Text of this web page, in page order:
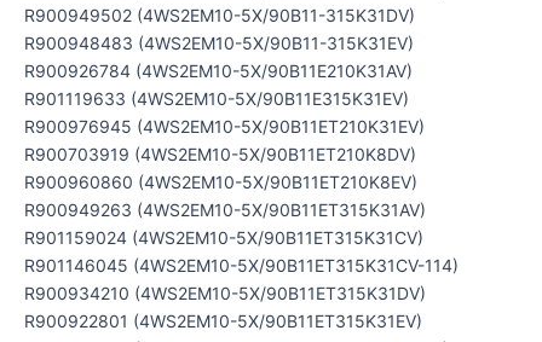
R900949502 (4WS2EM10-5X/90B11-315K31DV)
R900948483 (4WS2EM10-5X/90B11-315K31EV)
R900926784 (4WS2EM10-5X/90B11E210K31AV)
R901119633 (4WS2EM10-5X/90B11E315K31EV)
R900976945 (4WS2EM10-5X/90B11ET210K31EV)
R900703919 (4WS2EM10-5X/90B11ET210K8DV)
R900960860 (4WS2EM10-5X/90B11ET210K8EV)
R900949263 (4WS2EM10-5X/90B11ET315K31AV)
R901159024 (4WS2EM10-5X/90B11ET315K31CV)
R901146045 (4WS2EM10-5X/90B11ET315K31CV-114)
R900934210 (4WS2EM10-5X/90B11ET315K31DV)
R900922801 (4WS2EM10-5X/90B11ET315K31EV)